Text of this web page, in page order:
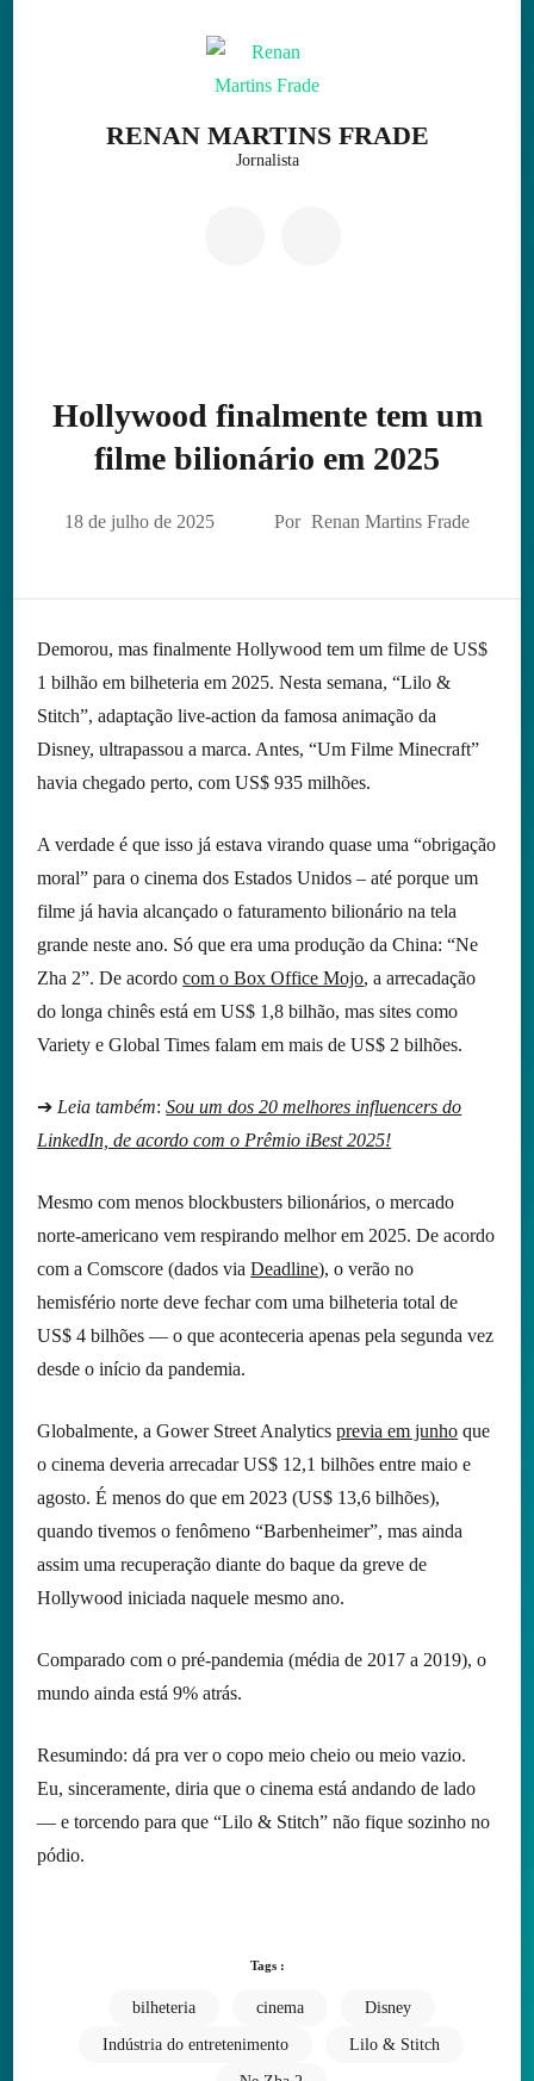
RENAN MARTINS FRADE
Jornalista
Hollywood finalmente tem um
filme bilionário em 2025
18 de julho de 2025 Por Renan Martins Frade
Demorou, mas finalmente Hollywood tem um filme de US$
1 bilhão em bilheteria em 2025. Nesta semana, “Lilo &
Stitch”, adaptação live-action da famosa animação da
Disney, ultrapassou a marca. Antes, “Um Filme Minecraft”
havia chegado perto, com US$ 935 milhões.
A verdade é que isso já estava virando quase uma “obrigação
moral” para o cinema dos Estados Unidos – até porque um
filme já havia alcançado o faturamento bilionário na tela
grande neste ano. Só que era uma produção da China: “Ne
Zha 2”. De acordocom o Box Office Mojo, a arrecadação
do longa chinês está em US$ 1,8 bilhão, mas sites como
Variety e Global Times falam em mais de US$ 2 bilhões.
➔ Leia também:Sou um dos 20 melhores influencers do
LinkedIn, de acordo com o Prêmio iBest 2025!
Mesmo com menos blockbusters bilionários, o mercado
norte-americano vem respirando melhor em 2025. De acordo
com a Comscore (dados viaDeadline), o verão no
hemisfério norte deve fechar com uma bilheteria total de
US$ 4 bilhões — o que aconteceria apenas pela segunda vez
desde o início da pandemia.
Globalmente, a Gower Street Analyticsprevia em junho que
o cinema deveria arrecadar US$ 12,1 bilhões entre maio e
agosto. É menos do que em 2023 (US$ 13,6 bilhões),
quando tivemos o fenômeno “Barbenheimer”, mas ainda
assim uma recuperação diante do baque da greve de
Hollywood iniciada naquele mesmo ano.
Comparado com o pré-pandemia (média de 2017 a 2019), o
mundo ainda está 9% atrás.
Resumindo: dá pra ver o copo meio cheio ou meio vazio.
Eu, sinceramente, diria que o cinema está andando de lado
— e torcendo para que “Lilo & Stitch” não fique sozinho no
pódio.
Tags :
bilheteria cinema Disney
Indústria do entretenimento Lilo & Stitch